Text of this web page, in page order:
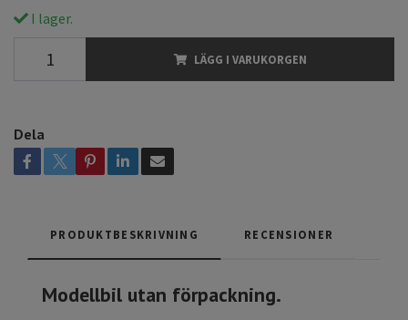
I lager.
LÄGG I VARUKORGEN
Dela
PRODUKTBESKRIVNING RECENSIONER
Modellbil utan förpackning.